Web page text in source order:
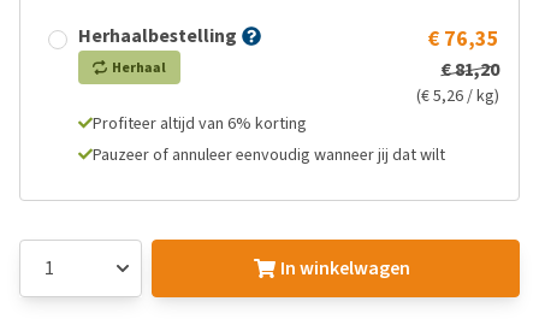
Herhaalbestelling
Herhaal
€ 76,35
€ 81,20
(€ 5,26 / kg)
Profiteer altijd van 6% korting
Pauzeer of annuleer eenvoudig wanneer jij dat wilt
In winkelwagen